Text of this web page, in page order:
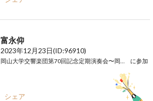
富永仰
2023年12月23日(ID:96910)
に参加
シェア